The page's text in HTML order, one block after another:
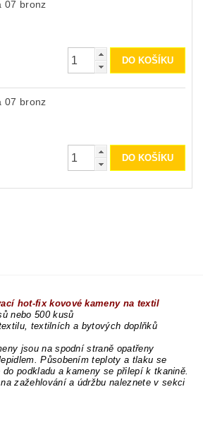
07 bronz
07 bronz
hot-fix kovové kameny na textil
nebo 500 kusů
textilních a bytových doplňků
jsou na spodní straně opatřeny
Působením teploty a tlaku se
podkladu a kameny se přilepí k tkanině.
zažehlování a údržbu naleznete v sekci